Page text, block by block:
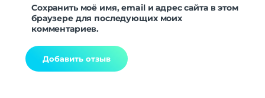
Сохранить моё имя, email и адрес сайта в этом
браузере для последующих моих
комментариев.